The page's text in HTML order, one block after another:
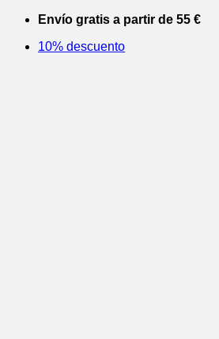
Saltar
contenido
Envío gratis a partir de 55 €
10% descuento